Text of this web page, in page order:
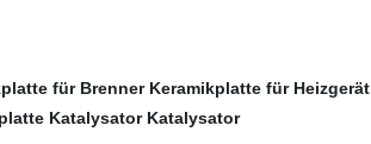
für Brenner Keramikplatte für Heizgerät
Katalysator Katalysator